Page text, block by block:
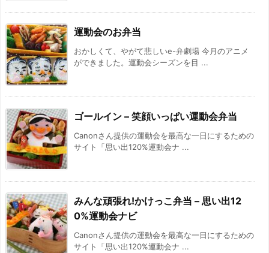
運動会のお弁当
おかしくて、やがて悲しいe-弁劇場 今月のアニメ
ができました。運動会シーズンを目 ...
ゴールイン – 笑顔いっぱい運動会弁当
Canonさん提供の運動会を最高な一日にするための
サイト「思い出120%運動会ナ ...
みんな頑張れ!かけっこ弁当 – 思い出12
0%運動会ナビ
Canonさん提供の運動会を最高な一日にするための
サイト「思い出120%運動会ナ ...